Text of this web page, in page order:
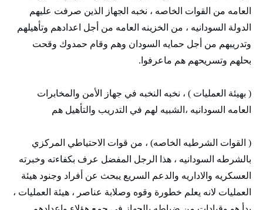
العامه من القوات الخاصه ، نخبه الجهاز الذين صرفت عليهم
الدولة السودانيه ، من الخزينه العامه من أجل اعدادهم وتأهيلهم
وتدريبهم من أجل حمايه السودان وهم وقام حمدوك وقحت
بحلهم وتسريحهم هم ماعرفوا.
( بهيئة العمليات ) ، نخبه النخبه في جهاز الأمن والمخابرات
العامه السودانيه ،الشبيه لهم في التدريب والتأهيل هم
( القوات الشرطيه الخاصه) ، من قوات الاحتياطي المركزي
بالشرطه السودانيه ، هذا الرجل المفضل عرف بكفاءته وخبرته
العسكريه والاداريه والدعم السريع يبحث عن أفراد وجنود هيئة
العمليات لانه يعلم خطورة وقوه وصلابة عناصر ، هيئة العمليات ،